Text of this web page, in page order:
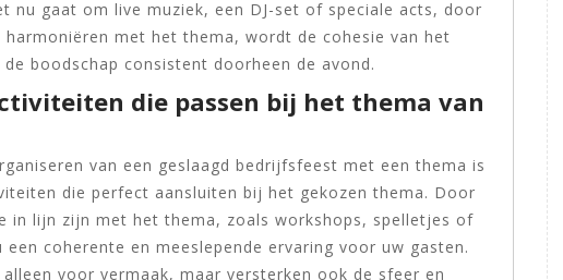
nu gaat om live muziek, een DJ-set of speciale acts, door
met het thema, wordt de cohesie van het
boodschap consistent doorheen de avond.
die passen bij het thema van
van een geslaagd bedrijfsfeest met een thema is
die perfect aansluiten bij het gekozen thema. Door
in lijn zijn met het thema, zoals workshops, spelletjes of
coherente en meeslepende ervaring voor uw gasten.
voor vermaak, maar versterken ook de sfeer en